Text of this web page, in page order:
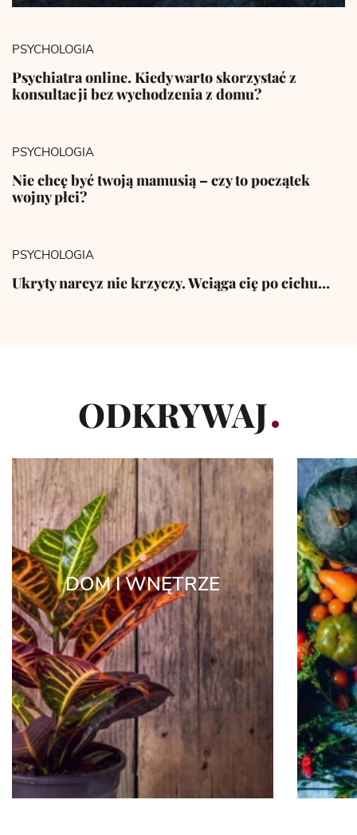
PSYCHOLOGIA
Psychiatra online. Kiedy warto skorzystać z
konsultacji bez wychodzenia z domu?
PSYCHOLOGIA
Nie chcę być twoją mamusią – czy to początek
wojny płci?
PSYCHOLOGIA
Ukryty narcyz nie krzyczy. Wciąga cię po cichu…
ODKRYWAJ
DOM I WNĘTRZE